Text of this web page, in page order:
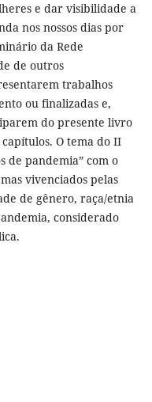
e dar visibilidade a
nos nossos dias por
da Rede
de outros
trabalhos
ou finalizadas e,
do presente livro
O tema do II
de pandemia” com o
vivenciados pelas
de gênero, raça/etnia
considerado